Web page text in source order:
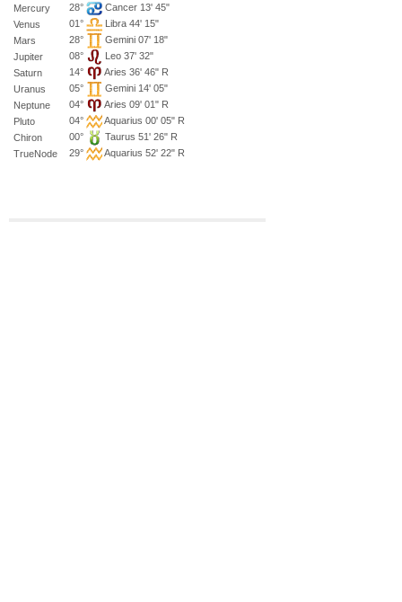
Mercury
28°
Cancer 13' 45"
Venus
01°
Libra 44' 15"
Mars
28°
Gemini 07' 18"
Jupiter
08°
Leo 37' 32"
Saturn
14°
Aries 36' 46" R
Uranus
05°
Gemini 14' 05"
Neptune
04°
Aries 09' 01" R
Pluto
04°
Aquarius 00' 05" R
Chiron
00°
Taurus 51' 26" R
TrueNode
29° Aquarius 52' 22" R